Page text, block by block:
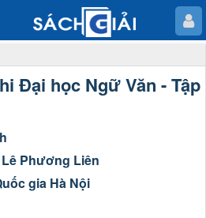
Đại học Ngữ Văn - Tập
Phương Liên
gia Hà Nội